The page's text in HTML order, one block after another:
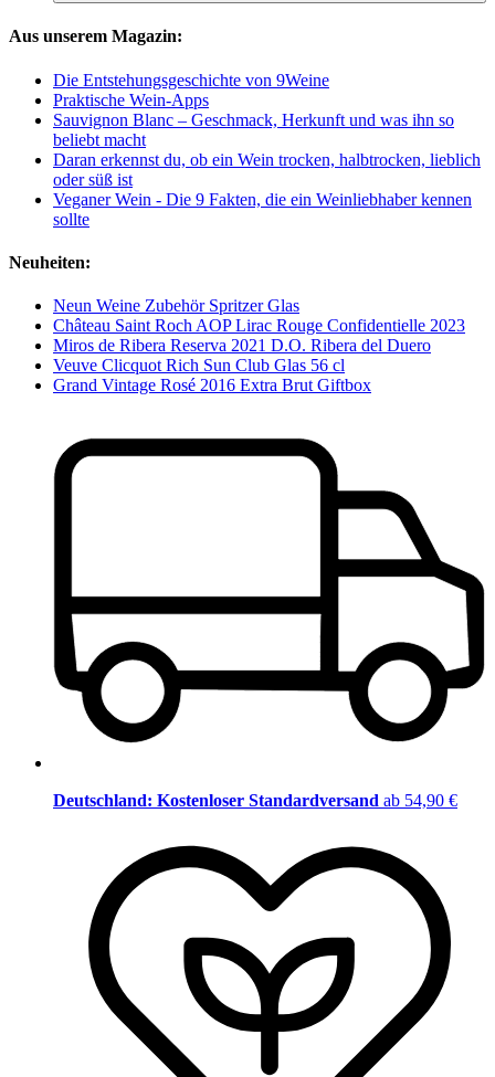
Aus unserem Magazin:
Die Entstehungsgeschichte von 9Weine
Praktische Wein-Apps
Sauvignon Blanc – Geschmack, Herkunft und was ihn so
beliebt macht
Daran erkennst du, ob ein Wein trocken, halbtrocken, lieblich
oder süß ist
Veganer Wein - Die 9 Fakten, die ein Weinliebhaber kennen
sollte
Neuheiten:
Neun Weine Zubehör Spritzer Glas
Château Saint Roch AOP Lirac Rouge Confidentielle 2023
Miros de Ribera Reserva 2021 D.O. Ribera del Duero
Veuve Clicquot Rich Sun Club Glas 56 cl
Grand Vintage Rosé 2016 Extra Brut Giftbox
Deutschland: Kostenloser Standardversand ab 54,90 €